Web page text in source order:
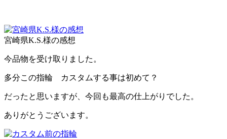
宮崎県K.S.様の感想
今品物を受け取りました。
多分この指輪 カスタムする事は初めて？
だったと思いますが、今回も最高の仕上がりでした。
ありがとうございます。